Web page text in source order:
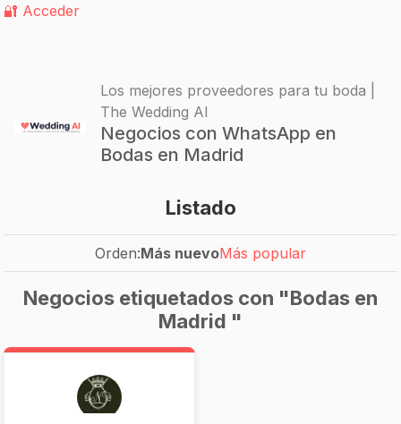
🔐 Acceder
Los mejores proveedores para tu boda |
The Wedding AI
Negocios con WhatsApp en
Bodas en Madrid
Listado
Orden:Más nuevoMás popular
Negocios etiquetados con "Bodas en
Madrid "